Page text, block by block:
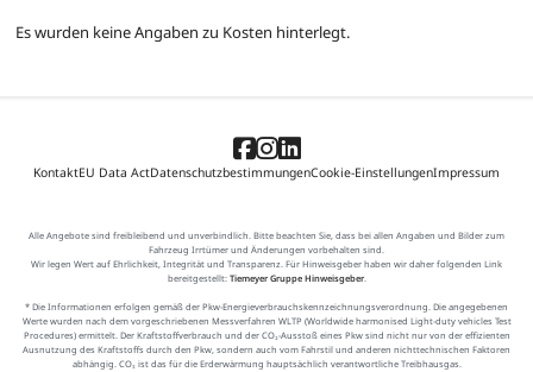
Es wurden keine Angaben zu Kosten hinterlegt.
KontaktEU Data ActDatenschutzbestimmungenCookie-EinstellungenImpressum
Alle Angebote sind freibleibend und unverbindlich. Bitte beachten Sie, dass bei allen Angaben und Bilder zum
Fahrzeug Irrtümer und Änderungen vorbehalten sind.
Wir legen Wert auf Ehrlichkeit, Integrität und Transparenz. Für Hinweisgeber haben wir daher folgenden Link
bereitgestellt: Tiemeyer Gruppe Hinweisgeber.
* Die Informationen erfolgen gemäß der Pkw-Energieverbrauchskennzeichnungsverordnung. Die angegebenen
Werte wurden nach dem vorgeschriebenen Messverfahren WLTP (Worldwide harmonised Light-duty vehicles Test
Procedures) ermittelt. Der Kraftstoffverbrauch und der CO₂-Ausstoß eines Pkw sind nicht nur von der effizienten
Ausnutzung des Kraftstoffs durch den Pkw, sondern auch vom Fahrstil und anderen nichttechnischen Faktoren
abhängig. CO₂ ist das für die Erderwärmung hauptsächlich verantwortliche Treibhausgas.